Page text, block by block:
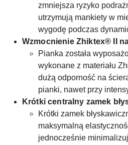
zmniejsza ryzyko
utrzymują mankiety w
wygodę podczas
Wzmocnienie Zhiktex® II
Pianka została
wykonane z materiału
dużą odporność na
pianki, nawet przy
Krótki centralny zamek
Krótki zamek
maksymalną
jednocześnie